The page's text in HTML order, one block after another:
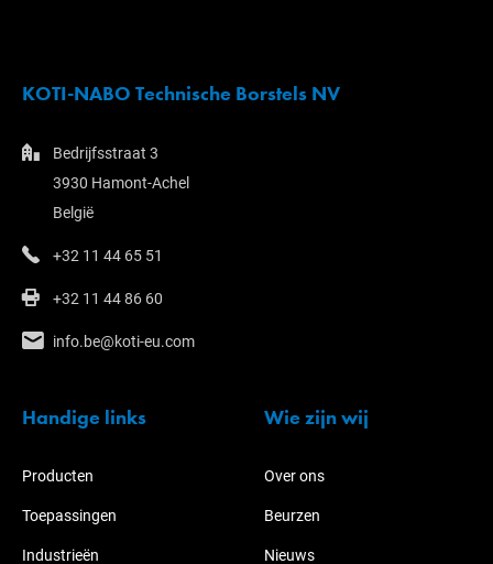
KOTI-NABO Technische Borstels NV
Bedrijfsstraat 3
3930 Hamont-Achel
België
+32 11 44 65 51
+32 11 44 86 60
info.be@koti-eu.com
Handige links
Producten
Toepassingen
Industrieën
Wie zijn wij
Over ons
Beurzen
Nieuws